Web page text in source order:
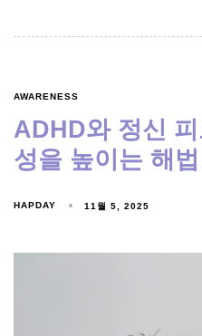
AWARENESS
ADHD와 정신
성을 높이는 해법
HAPDAY 11월 5, 2025